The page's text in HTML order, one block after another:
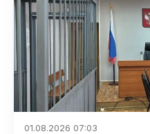
01.08.2026 07:03